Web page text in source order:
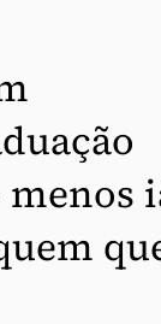
menos